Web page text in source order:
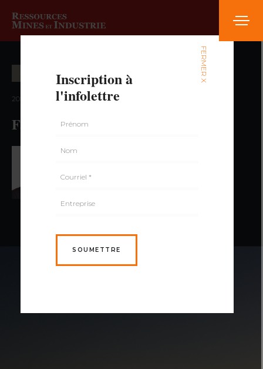
2023 — volume 8, numéro 3
Faire des affaires dans le nord
FERMER X
Inscription à
l'infolettre
SOUMETTRE